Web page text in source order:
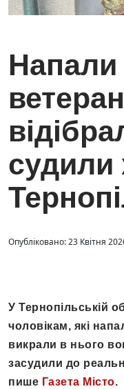
Напали
судили
Опубліковано: 23 Квітня
У Тернопільській
чоловікам, які
викрали в нього
засудили до
пише Газета Місто.